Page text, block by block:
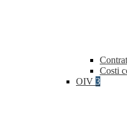
Costi
OIV 3